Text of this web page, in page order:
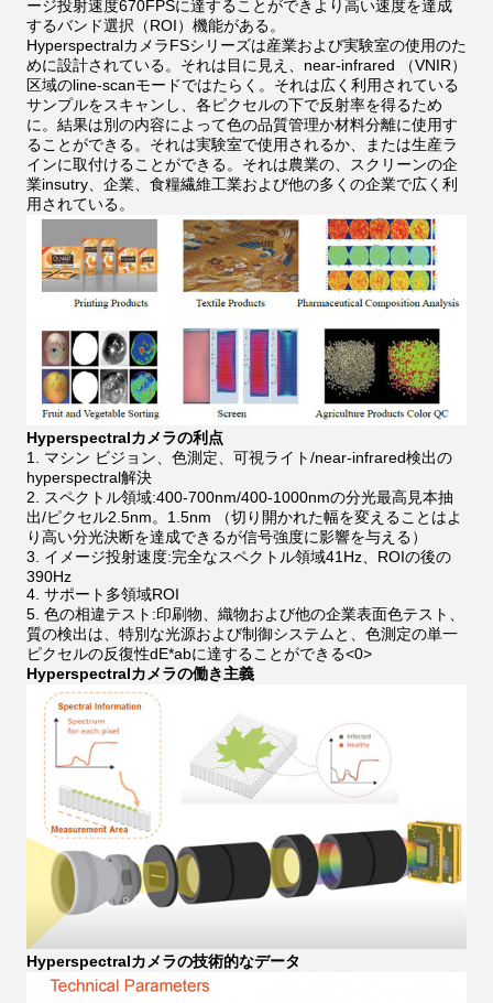
ージ投射速度670FPSに達することができより高い速度を達成
するバンド選択（ROI）機能がある。
HyperspectralカメラFSシリーズは産業および実験室の使用のた
めに設計されている。それは目に見え、near-infrared （VNIR）
区域のline-scanモードではたらく。それは広く利用されている
サンプルをスキャンし、各ピクセルの下で反射率を得るため
に。結果は別の内容によって色の品質管理か材料分離に使用す
ることができる。それは実験室で使用されるか、または生産ラ
インに取付けることができる。それは農業の、スクリーンの企
業insutry、企業、食糧繊維工業および他の多くの企業で広く利
用されている。
Hyperspectralカメラの利点
1. マシン ビジョン、色測定、可視ライト/near-infrared検出の
hyperspectral解決
2. スペクトル領域:400-700nm/400-1000nmの分光最高見本抽
出/ピクセル2.5nm。1.5nm （切り開かれた幅を変えることはよ
り高い分光決断を達成できるが信号強度に影響を与える）
3. イメージ投射速度:完全なスペクトル領域41Hz、ROIの後の
390Hz
4. サポート多領域ROI
5. 色の相違テスト:印刷物、織物および他の企業表面色テスト、
質の検出は、特別な光源および制御システムと、色測定の単一
ピクセルの反復性dE*abに達することができる<0>
Hyperspectralカメラの働き主義
Hyperspectralカメラの技術的なデータ